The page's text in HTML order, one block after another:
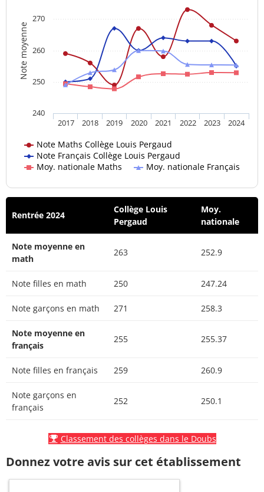
Note moyenne
Note Maths Collège Louis Pergaud
Note Français Collège Louis Pergaud
Moy. nationale Maths
Moy. nationale Français
2017 2018 2019 2020 2021 2022 2023 2024
240
250
260
270
Rentrée 2024
Collège Louis
Pergaud
Moy.
nationale
Note moyenne en
math
263 252.9
Note filles en math 250 247.24
Note garçons en math 271 258.3
Note moyenne en
français
255 255.37
Note filles en français 259 260.9
Note garçons en
français
252 250.1
Classement des collèges dans le Doubs
Donnez votre avis sur cet établissement